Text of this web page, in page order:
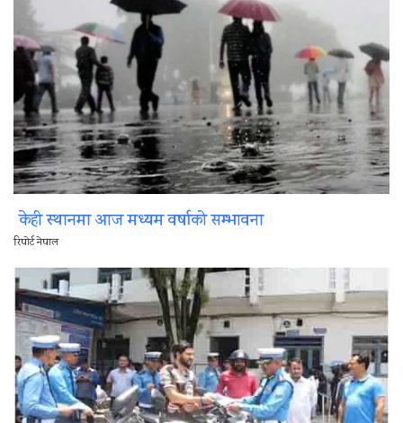
केही स्थानमा आज मध्यम वर्षाको सम्भावना
रिपोर्ट नेपाल